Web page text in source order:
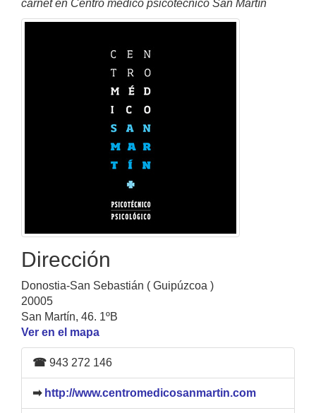
carnet en Centro médico psicotécnico San Martín
Dirección
Donostia-San Sebastián ( Guipúzcoa )
20005
San Martín, 46. 1ºB
Ver en el mapa
☎ 943 272 146
➡ http://www.centromedicosanmartin.com